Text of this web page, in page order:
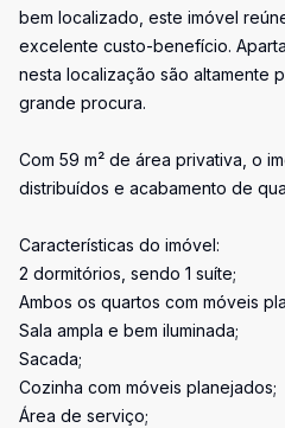
bem localizado, este imóvel
excelente custo-benefício.
nesta localização são altamente
grande procura.
Com 59 m² de área privativa, o
distribuídos e acabamento de
Características do imóvel:
2 dormitórios, sendo 1 suíte;
Ambos os quartos com móveis
Sala ampla e bem iluminada;
Sacada;
Cozinha com móveis planejados;
Área de serviço;